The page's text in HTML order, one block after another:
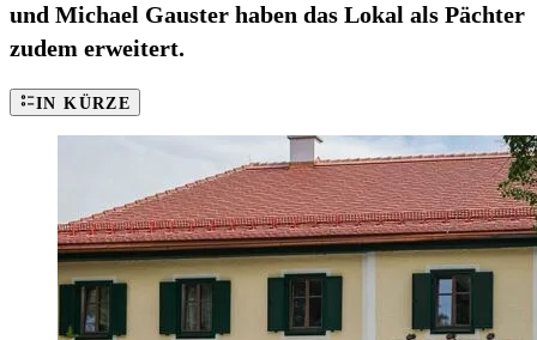
und Michael Gauster haben das Lokal als Pächter
zudem erweitert.
IN KÜRZE